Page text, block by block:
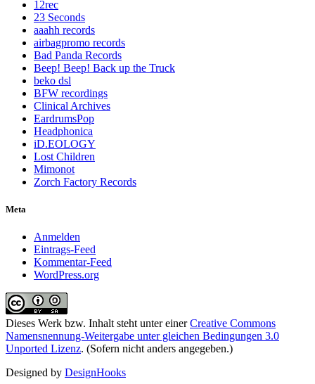
12rec
23 Seconds
aaahh records
airbagpromo records
Bad Panda Records
Beep! Beep! Back up the Truck
beko dsl
BFW recordings
Clinical Archives
EardrumsPop
Headphonica
iD.EOLOGY
Lost Children
Mimonot
Zorch Factory Records
Meta
Anmelden
Eintrags-Feed
Kommentar-Feed
WordPress.org
Dieses Werk bzw. Inhalt steht unter einerCreative Commons
Namensnennung-Weitergabe unter gleichen Bedingungen 3.0
Unported Lizenz. (Sofern nicht anders angegeben.)
Designed by DesignHooks